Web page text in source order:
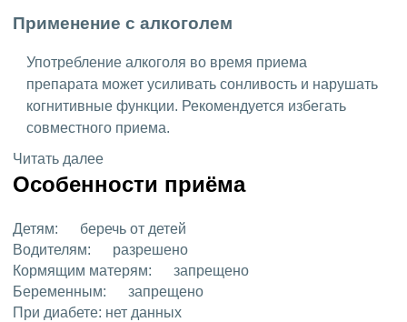
Применение с алкоголем
Употребление алкоголя во время приема
препарата может усиливать сонливость и нарушать
когнитивные функции. Рекомендуется избегать
совместного приема.
Читать далее
Особенности приёма
Детям:
беречь от детей
Водителям:
разрешено
Кормящим матерям:
запрещено
Беременным:
запрещено
При диабете: нет данных